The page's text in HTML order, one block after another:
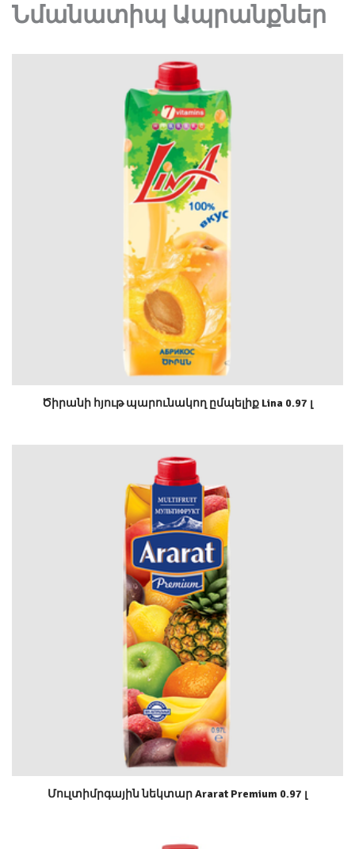
Նմանատիպ Ապրանքներ
Ծիրանի հյութ պարունակող ըմպելիք Lina 0.97 լ
Մուլտիմրգային նեկտար Ararat Premium 0.97 լ